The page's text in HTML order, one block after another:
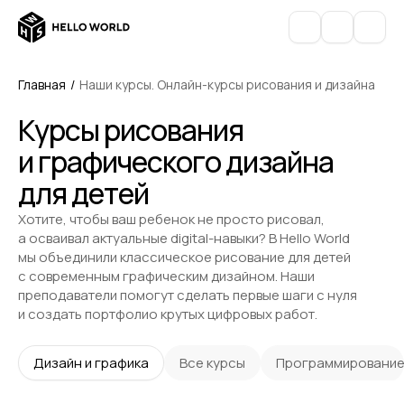
Главная / Наши курсы. Онлайн-курсы рисования и дизайна
Курсы рисования
и графического дизайна
для детей
Хотите, чтобы ваш ребенок не просто рисовал,
а осваивал актуальные digital-навыки? В Hello World
мы объединили классическое рисование для детей
с современным графическим дизайном. Наши
преподаватели помогут сделать первые шаги с нуля
и создать портфолио крутых цифровых работ.
Дизайн и графика Все курсы Программирование